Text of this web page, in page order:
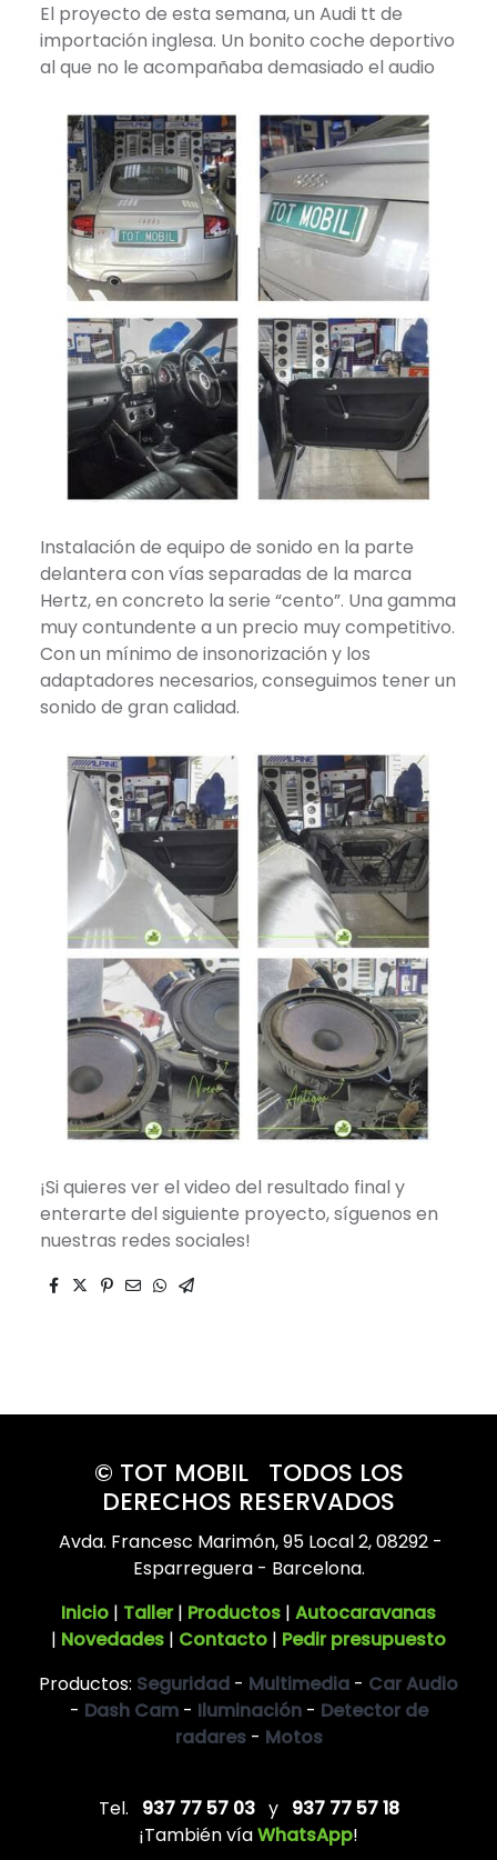
El proyecto de esta semana, un Audi tt de
importación inglesa. Un bonito coche deportivo
al que no le acompañaba demasiado el audio
Instalación de equipo de sonido en la parte
delantera con vías separadas de la marca
Hertz, en concreto la serie “cento”. Una gamma
muy contundente a un precio muy competitivo.
Con un mínimo de insonorización y los
adaptadores necesarios, conseguimos tener un
sonido de gran calidad.
¡Si quieres ver el video del resultado final y
enterarte del siguiente proyecto, síguenos en
nuestras redes sociales!
© TOT MOBIL TODOS LOS
DERECHOS RESERVADOS
Avda. Francesc Marimón, 95 Local 2, 08292 -
Esparreguera - Barcelona.
Inicio | Taller| Productos | Autocaravanas
| Novedades | Contacto | Pedir presupuesto
Productos: Seguridad - Multimedia - Car Audio
- Dash Cam- Iluminación- Detector de
radares- Motos
Tel. 937 77 57 03 y 937 77 57 18
¡También víaWhatsApp!